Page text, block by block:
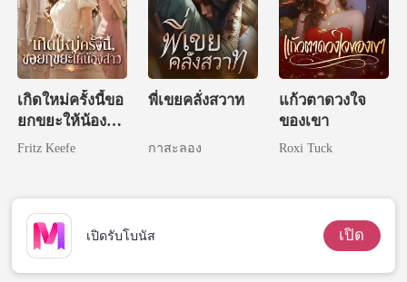
เกิดใหม่ครั้งนี้ขอ
ยกขยะให้น้อง
สาว
Fritz Keefe
พี่เขยคลั่งสวาท
กาสะลอง
แก้วตาดวงใจ
ของเขา
Roxi Tuck
เปิดรับโบนัส เปิด